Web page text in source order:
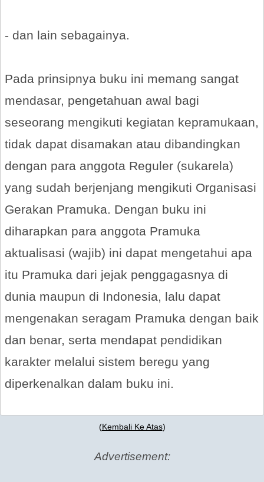
- dan lain sebagainya.
Pada prinsipnya buku ini memang sangat
mendasar, pengetahuan awal bagi
seseorang mengikuti kegiatan kepramukaan,
tidak dapat disamakan atau dibandingkan
dengan para anggota Reguler (sukarela)
yang sudah berjenjang mengikuti Organisasi
Gerakan Pramuka. Dengan buku ini
diharapkan para anggota Pramuka
aktualisasi (wajib) ini dapat mengetahui apa
itu Pramuka dari jejak penggagasnya di
dunia maupun di Indonesia, lalu dapat
mengenakan seragam Pramuka dengan baik
dan benar, serta mendapat pendidikan
karakter melalui sistem beregu yang
diperkenalkan dalam buku ini.
(Kembali Ke Atas)
Advertisement: